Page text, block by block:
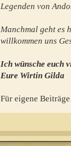
Legenden von
Manchmal geht es
willkommen uns
Ich wünsche euch
Eure Wirtin Gilda
Für eigene